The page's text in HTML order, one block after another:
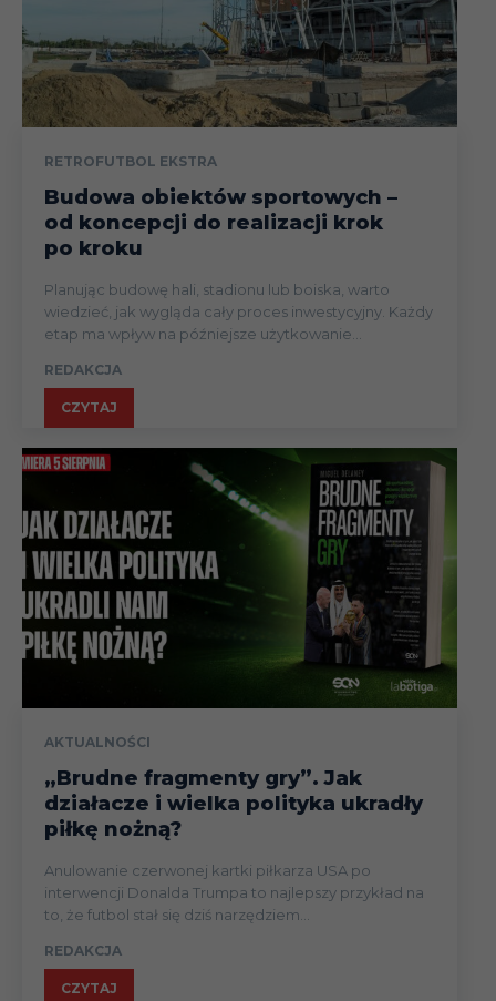
RETROFUTBOL EKSTRA
Budowa obiektów sportowych –
od koncepcji do realizacji krok
po kroku
Planując budowę hali, stadionu lub boiska, warto
wiedzieć, jak wygląda cały proces inwestycyjny. Każdy
etap ma wpływ na późniejsze użytkowanie...
REDAKCJA
CZYTAJ
AKTUALNOŚCI
„Brudne fragmenty gry”. Jak
działacze i wielka polityka ukradły
piłkę nożną?
Anulowanie czerwonej kartki piłkarza USA po
interwencji Donalda Trumpa to najlepszy przykład na
to, że futbol stał się dziś narzędziem...
REDAKCJA
CZYTAJ